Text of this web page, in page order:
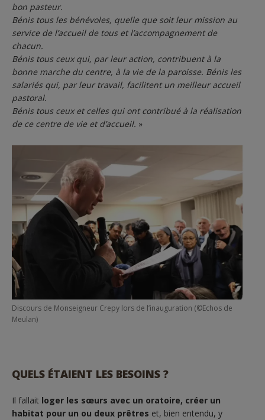
bon pasteur.
Bénis tous les bénévoles, quelle que soit leur mission au
service de l’accueil de tous et l’accompagnement de
chacun.
Bénis tous ceux qui, par leur action, contribuent à la
bonne marche du centre, à la vie de la paroisse. Bénis les
salariés qui, par leur travail, facilitent un meilleur accueil
pastoral.
Bénis tous ceux et celles qui ont contribué à la réalisation
de ce centre de vie et d’accueil. »
Discours de Monseigneur Crepy lors de l’inauguration (©Echos de
Meulan)
QUELS ÉTAIENT LES BESOINS ?
Il fallait loger les sœurs avec un oratoire, créer un
habitat pour un ou deux prêtres et, bien entendu, y